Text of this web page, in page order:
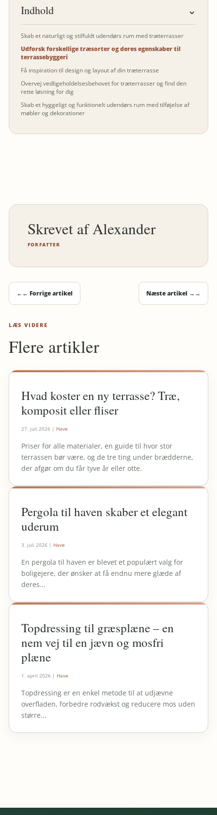
Indhold ⌄
Skab et naturligt og stilfuldt udendørs rum med træterrasser
Udforsk forskellige træsorter og deres egenskaber til
terrassebyggeri
Få inspiration til design og layout af din træterrasse
Overvej vedligeholdelsesbehovet for træterrasser og find den
rette løsning for dig
Skab et hyggeligt og funktionelt udendørs rum med tilføjelse af
møbler og dekorationer
Alexander
FORFATTER
← ← Forrige artikel Næste artikel → →
LÆS VIDERE
Flere artikler
Hvad koster en ny terrasse? Træ,
komposit eller fliser
27. juli 2026 | Have
Priser for alle materialer, en guide til hvor stor
terrassen bør være, og de tre ting under brædderne,
der afgør om du får tyve år eller otte.
Pergola til haven skaber et elegant
uderum
3. juli 2026 | Have
En pergola til haven er blevet et populært valg for
boligejere, der ønsker at få endnu mere glæde af
deres...
Topdressing til græsplæne – en
nem vej til en jævn og mosfri
plæne
1. april 2026 | Have
Topdressing er en enkel metode til at udjævne
overfladen, forbedre rodvækst og reducere mos uden
større...